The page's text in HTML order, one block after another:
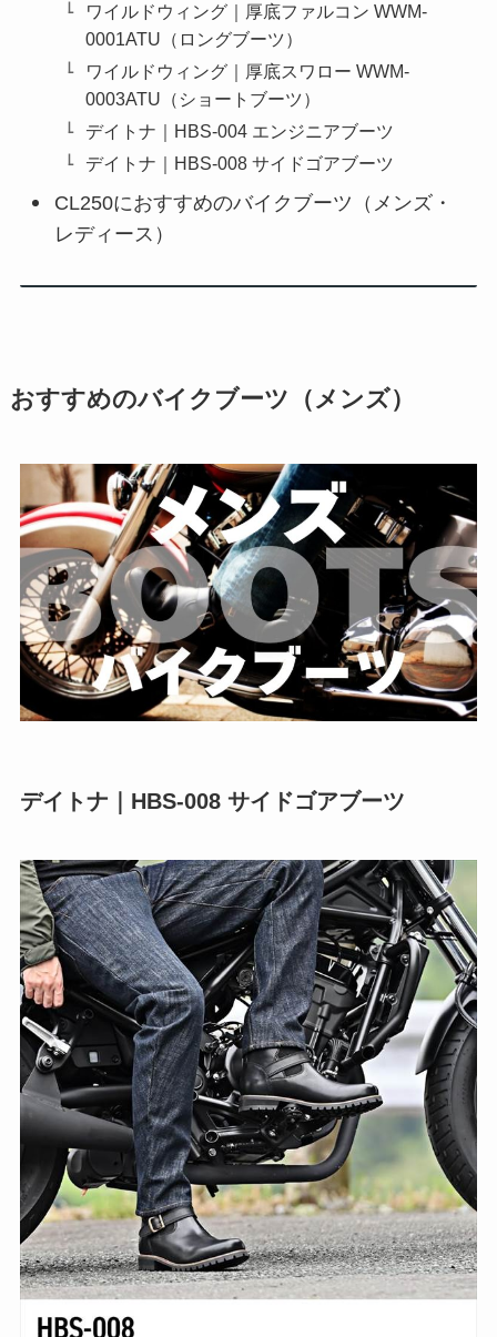
ワイルドウィング｜厚底ファルコン WWM-
0001ATU（ロングブーツ）
ワイルドウィング｜厚底スワロー WWM-
0003ATU（ショートブーツ）
デイトナ｜HBS-004 エンジニアブーツ
デイトナ｜HBS-008 サイドゴアブーツ
CL250におすすめのバイクブーツ（メンズ・
レディース）
おすすめのバイクブーツ（メンズ）
デイトナ｜HBS-008 サイドゴアブーツ